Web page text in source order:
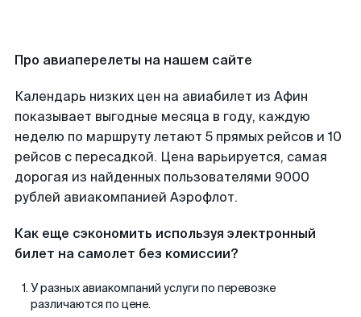
Про авиаперелеты на нашем сайте
Календарь низких цен на авиабилет из Афин
показывает выгодные месяца в году, каждую
неделю по маршруту летают 5 прямых рейсов и 10
рейсов с пересадкой. Цена варьируется, самая
дорогая из найденных пользователями 9000
рублей авиакомпанией Аэрофлот.
Как еще сэкономить используя электронный
билет на самолет без комиссии?
У разных авиакомпаний услуги по перевозке
различаются по цене.